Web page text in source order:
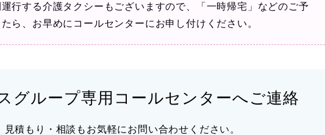
行する介護タクシーもございますので、「一時帰宅」などのご予
ら、お早めにコールセンターにお申し付けください。
グループ専用コールセンターへご連絡
見積もり・相談もお気軽にお問い合わせください。